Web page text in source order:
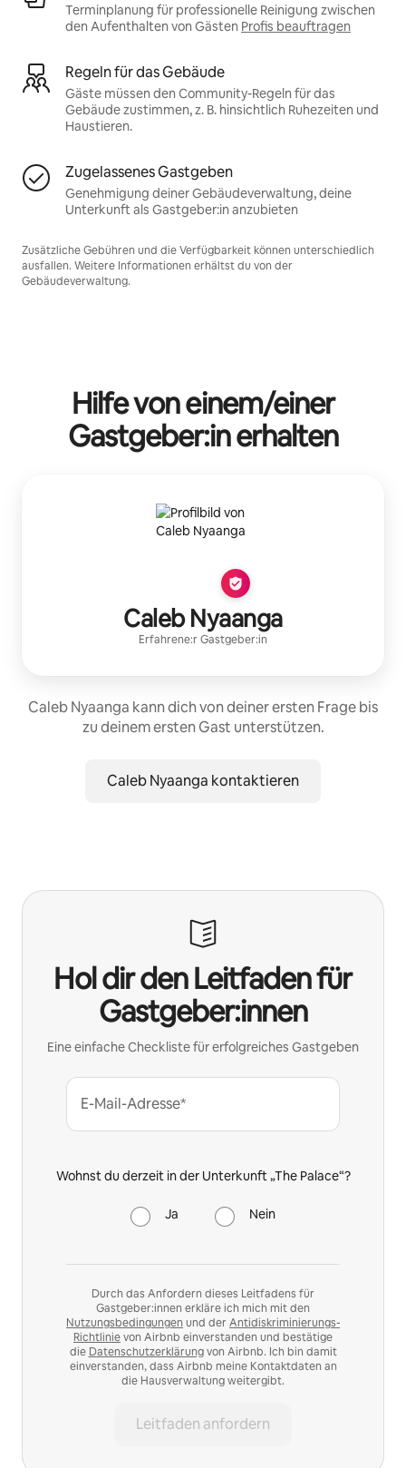
Terminplanung für professionelle Reinigung zwischen
den Aufenthalten von Gästen Profis beauftragen
Regeln für das Gebäude
Gäste müssen den Community-Regeln für das
Gebäude zustimmen, z. B. hinsichtlich Ruhezeiten und
Haustieren.
Zugelassenes Gastgeben
Genehmigung deiner Gebäudeverwaltung, deine
Unterkunft als Gastgeber:in anzubieten
Zusätzliche Gebühren und die Verfügbarkeit können unterschiedlich
ausfallen. Weitere Informationen erhältst du von der
Gebäudeverwaltung.
Hilfe von einem/einer
Gastgeber:in erhalten
Caleb Nyaanga
Erfahrene:r Gastgeber:in
Caleb Nyaanga kann dich von deiner ersten Frage bis
zu deinem ersten Gast unterstützen.
Caleb Nyaanga kontaktieren
Hol dir den Leitfaden für
Gastgeber:innen
Eine einfache Checkliste für erfolgreiches Gastgeben
E-Mail-Adresse*
Wohnst du derzeit in der Unterkunft „The Palace“?
Ja Nein
Durch das Anfordern dieses Leitfadens für
Gastgeber:innen erkläre ich mich mit den
Nutzungsbedingungen und der Antidiskriminierungs-
Richtlinievon Airbnb einverstanden und bestätige
die Datenschutzerklärungvon Airbnb. Ich bin damit
einverstanden, dass Airbnb meine Kontaktdaten an
die Hausverwaltung weitergibt.
Leitfaden anfordern